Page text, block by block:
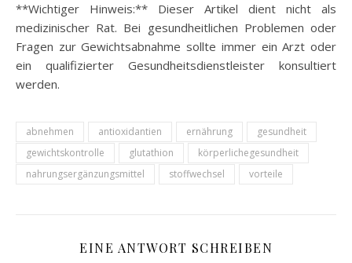
**Wichtiger Hinweis:** Dieser Artikel dient nicht als
medizinischer Rat. Bei gesundheitlichen Problemen oder
Fragen zur Gewichtsabnahme sollte immer ein Arzt oder
ein qualifizierter Gesundheitsdienstleister konsultiert
werden.
abnehmen antioxidantien ernährung
gesundheit
gewichtskontrolle
glutathion
körperlichegesundheit
nahrungsergänzungsmittel
stoffwechsel vorteile
EINE ANTWORT SCHREIBEN